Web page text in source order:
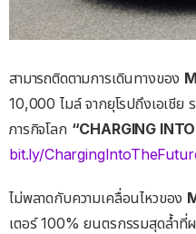
สามารถติดตามการเดินทางของ
10,000 ไมล์ จากยุโรปถึงเอเชีย
ภารกิจโลก “CHARGING
bit.ly/
ไม่พลาดกับความเคลื่อนไหวของ
เตอร์ 100% ยนตรกรรมสุดล้ำที่